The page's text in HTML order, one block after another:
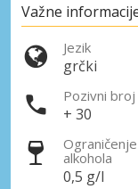
Posebni
Pristupite
Važne
Jezik
grčki
Pozivni broj
+ 30
Ograničenje
alkohola
0,5 g/l